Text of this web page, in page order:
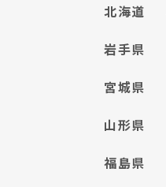
北海道
岩手県
宮城県
山形県
福島県